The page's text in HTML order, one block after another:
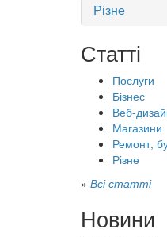
Різне
Статті
Послуги
Бізнес
Веб-
Магазини
Ремонт,
Різне
» Всі статті
Новини